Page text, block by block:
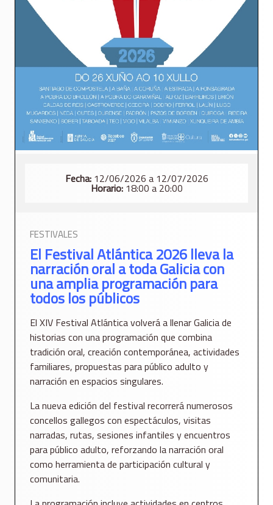
Fecha:12/06/2026 a 12/07/2026
Horario:18:00 a 20:00
FESTIVALES
El Festival Atlántica 2026 lleva la
narración oral a toda Galicia con
una amplia programación para
todos los públicos
El XIV Festival Atlántica volverá a llenar Galicia de
historias con una programación que combina
tradición oral, creación contemporánea, actividades
familiares, propuestas para público adulto y
narración en espacios singulares.
La nueva edición del festival recorrerá numerosos
concellos gallegos con espectáculos, visitas
narradas, rutas, sesiones infantiles y encuentros
para público adulto, reforzando la narración oral
como herramienta de participación cultural y
comunitaria.